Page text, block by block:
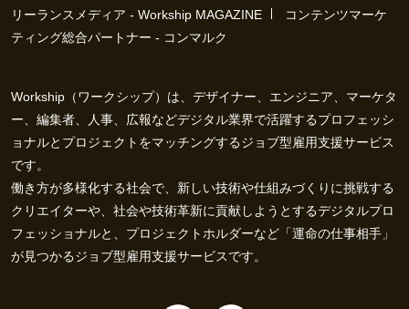
リーランスメディア - Workship MAGAZINE
コンテンツマーケ
ティング総合パートナー - コンマルク
Workship（ワークシップ）は、デザイナー、エンジニア、マーケタ
ー、編集者、人事、広報などデジタル業界で活躍するプロフェッシ
ョナルとプロジェクトをマッチングするジョブ型雇用支援サービス
です。
働き方が多様化する社会で、新しい技術や仕組みづくりに挑戦する
クリエイターや、社会や技術革新に貢献しようとするデジタルプロ
フェッショナルと、プロジェクトホルダーなど「運命の仕事相手」
が見つかるジョブ型雇用支援サービスです。